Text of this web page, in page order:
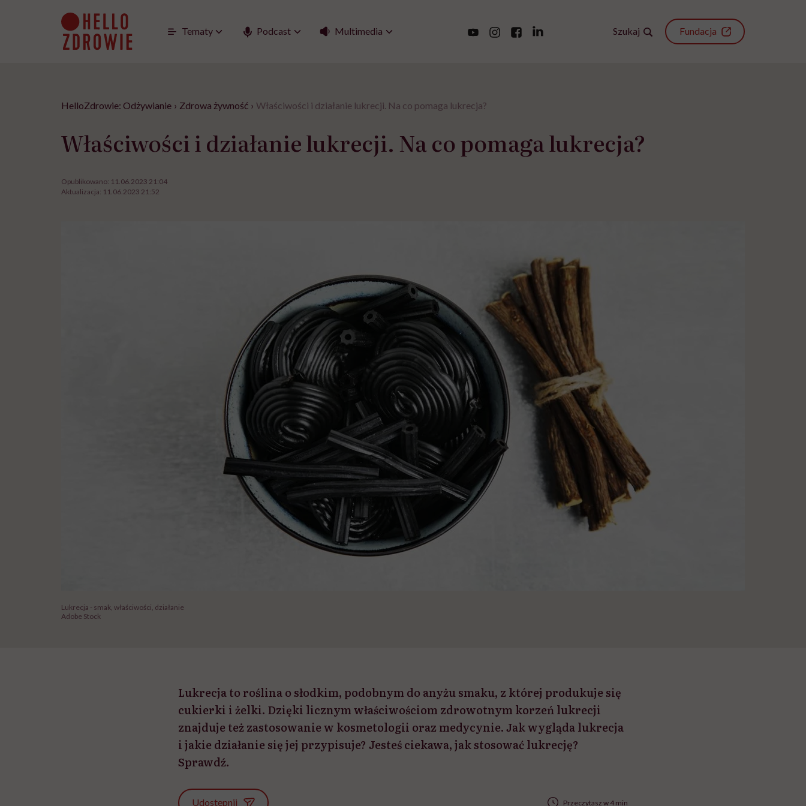
Tematy Podcast Multimedia Szukaj Fundacja
HelloZdrowie: Odżywianie › Zdrowa żywność › Właściwości i działanie lukrecji. Na co pomaga lukrecja?
Właściwości i działanie lukrecji. Na co pomaga lukrecja?
Opublikowano: 11.06.2023 21:04
Aktualizacja: 11.06.2023 21:52
Lukrecja - smak, właściwości, działanie
Adobe Stock
Lukrecja to roślina o słodkim, podobnym do anyżu smaku, z której produkuje się
cukierki i żelki. Dzięki licznym właściwościom zdrowotnym korzeń lukrecji
znajduje też zastosowanie w kosmetologii oraz medycynie. Jak wygląda lukrecja
i jakie działanie się jej przypisuje? Jesteś ciekawa, jak stosować lukrecję?
Sprawdź.
Udostępnij Przeczytasz w 4 min